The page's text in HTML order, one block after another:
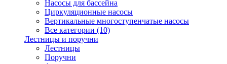
Насосы для бассейна
Циркуляционные насосы
Вертикальные многоступенчатые насосы
Все категории (10)
Лестницы и поручни
Лестницы
Поручни